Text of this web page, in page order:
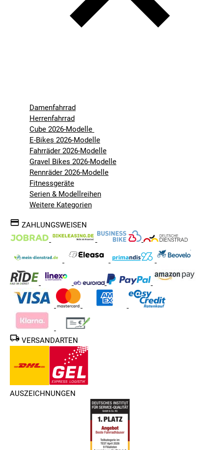
Damenfahrrad
Herrenfahrrad
Cube 2026-Modelle
E-Bikes 2026-Modelle
Fahrräder 2026-Modelle
Gravel Bikes 2026-Modelle
Rennräder 2026-Modelle
Fitnessgeräte
Serien & Modellreihen
Weitere Kategorien
ZAHLUNGSWEISEN
VERSANDARTEN
AUSZEICHNUNGEN